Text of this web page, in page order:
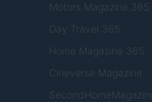
Motors Magazine 365
Day Travel 365
Home Magazine 365
Cineverse Magazine
SecondHomeMagazine